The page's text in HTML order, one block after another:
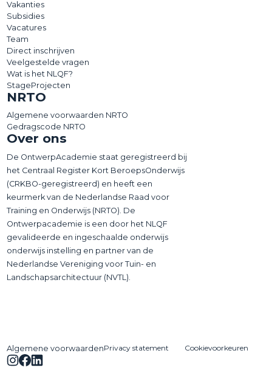
Vakanties
Subsidies
Vacatures
Team
Direct inschrijven
Veelgestelde vragen
Wat is het NLQF?
StageProjecten
NRTO
Algemene voorwaarden NRTO
Gedragscode NRTO
Over ons
De OntwerpAcademie staat geregistreerd bij
het Centraal Register Kort BeroepsOnderwijs
(CRKBO-geregistreerd) en heeft een
keurmerk van de Nederlandse Raad voor
Training en Onderwijs (NRTO). De
Ontwerpacademie is een door het NLQF
gevalideerde en ingeschaalde onderwijs
onderwijs instelling en partner van de
Nederlandse Vereniging voor Tuin- en
Landschapsarchitectuur (NVTL).
Algemene voorwaardenPrivacy statement Cookievoorkeuren